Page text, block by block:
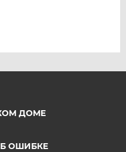
ДОМЕ
ОШИБКЕ